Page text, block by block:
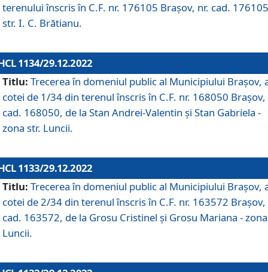
terenului înscris în C.F. nr. 176105 Brașov, nr. cad.
str. I. C. Brătianu.
1134/29.12.2022
Titlu: Trecerea în domeniul public al Municipiului Braşov,
cotei de 1/34 din terenul înscris în C.F. nr. 168050 Brașov,
cad. 168050, de la Stan Andrei-Valentin și Stan Gabriela -
zona str. Luncii.
1133/29.12.2022
Titlu: Trecerea în domeniul public al Municipiului Braşov,
cotei de 2/34 din terenul înscris în C.F. nr. 163572 Brașov,
cad. 163572, de la Grosu Cristinel și Grosu Mariana -
Luncii.